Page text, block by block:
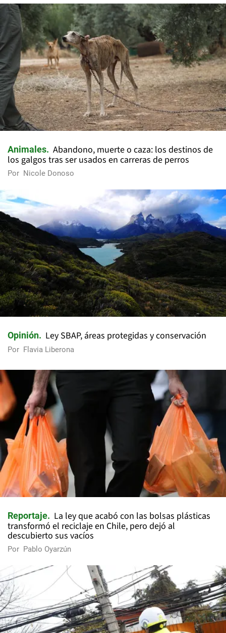
Animales
Abandono, muerte o caza: los destinos de
los galgos tras ser usados en carreras de perros
Por Nicole Donoso
Opinión Ley SBAP, áreas protegidas y conservación
Por Flavia Liberona
Reportaje
La ley que acabó con las bolsas plásticas
transformó el reciclaje en Chile, pero dejó al
descubierto sus vacíos
Por Pablo Oyarzún